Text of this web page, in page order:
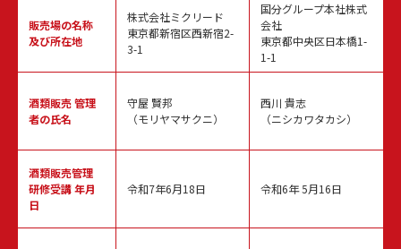
販売場の名称
及び所在地
酒類販売管理
者の氏名
酒類販売管理
研修受講 年月
日
株式会社ミクリード
東京都新宿区西新宿2-
3-1
守屋 賢邦
（モリヤマサクニ）
令和7年6月18日
国分グループ本社株式
会社
東京都中央区日本橋1-
1-1
西川 貴志
（ニシカワタカシ）
令和6年 5月16日